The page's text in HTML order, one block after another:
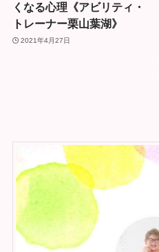
くなる心理《アビリティ・
トレーナー栗山葉湖》
2021年4月27日